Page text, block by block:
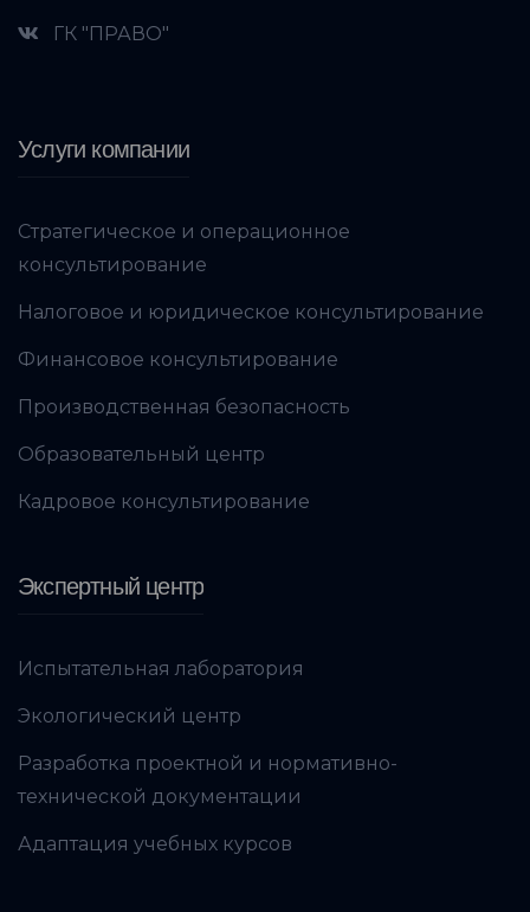
ГК "ПРАВО"
Услуги компании
Стратегическое и операционное
консультирование
Налоговое и юридическое консультирование
Финансовое консультирование
Производственная безопасность
Образовательный центр
Кадровое консультирование
Экспертный центр
Испытательная лаборатория
Экологический центр
Разработка проектной и нормативно-
технической документации
Адаптация учебных курсов